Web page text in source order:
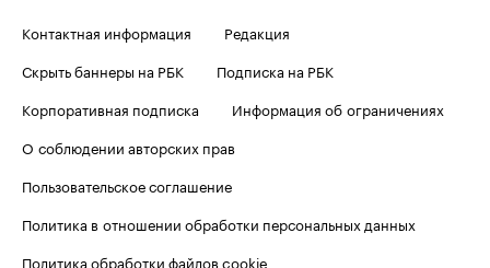
Контактная информация
Редакция
Скрыть баннеры на РБК
Подписка на РБК
Корпоративная подписка
Информация об ограничениях
О соблюдении авторских прав
Пользовательское соглашение
Политика в отношении обработки персональных данных
Политика обработки файлов cookie